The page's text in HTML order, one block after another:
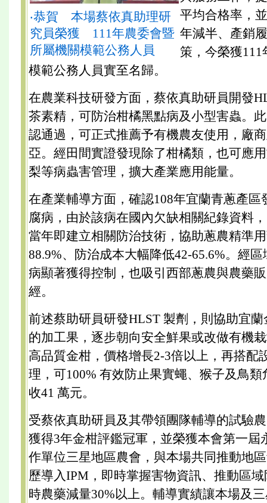
‧恭賀 本場蔡依真助理研
究員榮獲 111年農委會暨
所屬機關模範公務人員
平均合格率，
年減半、產銷
策，今榮獲
模範公務人員實至名歸。
在農業科技研發方面，蔡依真助研員開發
茶素精，可防治柑橘黑點病及小型害蟲。
認通過，可正式推薦予有機農友使用，廠
亞。經田間實證發現除了柑橘類，也可應
梨等病蟲害管理，擴大產業應用能量。
在產業輔導方面，確認108年宜蘭青蔥產區
腐病，由於該病在國內欠缺相關紀錄資料
當年即建立相關防治技術，協助蔥農精準
88.9%、防治成本大幅降低42-65.6%。經
病顯著獲得控制，也吸引西部蔥農與農藥
經。
前述蔡助研員研發HLST 製劑，則協助宜
的加工果，逐步朝向安全鮮果或改做有機
高品質金柑，價格增長2-3倍以上，再搭配
理，可100% 有效防止果實蠅、猴子及鳥
收41 萬元。
受蔡依真助研員及其帶領團隊輔導的試驗
獲得3年金柑評鑑冠軍，並榮獲本會第一屆
作單位三星地區農會，與本場共同推動地
歷導入IPM，即時掌握害物資訊、推動區
時農藥減量30%以上。輔導實績讓本場及